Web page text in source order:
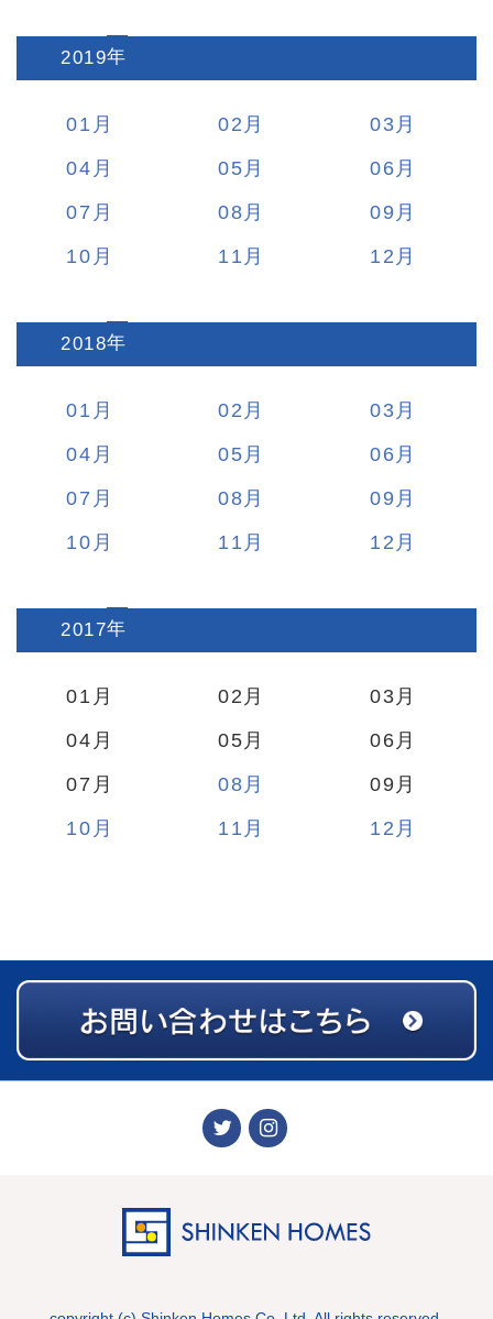
2019:
01 02
03
04
05
06
07
08
09
10
11 12
2018:
01 02
03
04
05
06
07
08
09
10
11 12
2017:
01 02
03
04
05
06
07
08
09
10
11 12